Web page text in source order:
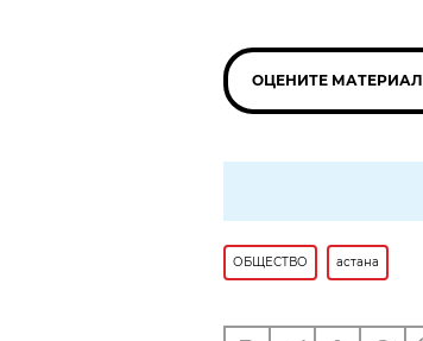
ОЦЕНИТЕ МАТЕРИАЛ
ОБЩЕСТВО астана